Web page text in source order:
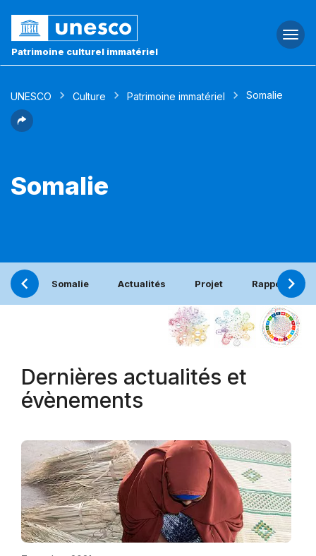
Patrimoine culturel immatériel
UNESCO Culture Patrimoine immatériel Somalie
Somalie
Somalie Actualités Projet Rapport
Dernières actualités et
évènements